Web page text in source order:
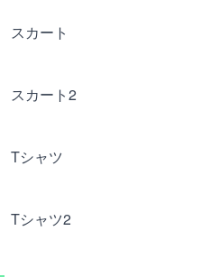
スカート
スカート2
Tシャツ
Tシャツ2